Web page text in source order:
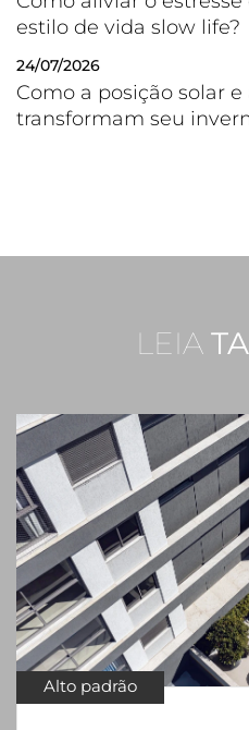
estilo de vida slow life?
24/07/2026
Como a posição solar
transformam seu
LEIA
Alto padrão